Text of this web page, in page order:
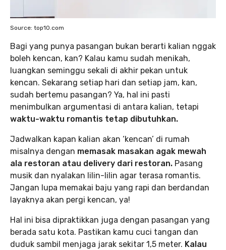
Source: top10.com
Bagi yang punya pasangan bukan berarti kalian nggak
boleh kencan, kan? Kalau kamu sudah menikah,
luangkan seminggu sekali di akhir pekan untuk
kencan. Sekarang setiap hari dan setiap jam, kan,
sudah bertemu pasangan? Ya, hal ini pasti
menimbulkan argumentasi di antara kalian, tetapi
waktu-waktu romantis tetap dibutuhkan.
Jadwalkan kapan kalian akan ‘kencan’ di rumah
misalnya dengan memasak masakan agak mewah
ala restoran atau delivery dari restoran. Pasang
musik dan nyalakan lilin-lilin agar terasa romantis.
Jangan lupa memakai baju yang rapi dan berdandan
layaknya akan pergi kencan, ya!
Hal ini bisa dipraktikkan juga dengan pasangan yang
berada satu kota. Pastikan kamu cuci tangan dan
duduk sambil menjaga jarak sekitar 1,5 meter. Kalau